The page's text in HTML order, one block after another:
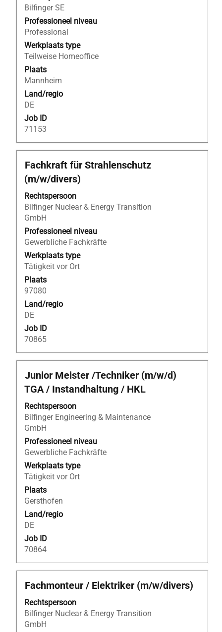
Bilfinger SE
Professioneel niveau
Professional
Werkplaats type
Teilweise Homeoffice
Plaats
Mannheim
Land/regio
DE
Job ID
71153
de
volledige
inhoud
van
de
functiegegevens
weer
te
geven.
Titel
Fachkraft für Strahlenschutz
(m/w/divers)
Rechtspersoon
Bilfinger Nuclear & Energy Transition
GmbH
Professioneel niveau
Gewerbliche Fachkräfte
Werkplaats type
Tätigkeit vor Ort
Plaats
97080
Land/regio
DE
Job ID
70865
Selecteer
deze
spatiebalk
om
de
volledige
inhoud
van
de
functiegegevens
weer
te
geven.
Titel
Junior Meister /Techniker (m/w/d)
TGA / Instandhaltung / HKL
Rechtspersoon
Bilfinger Engineering & Maintenance
GmbH
Professioneel niveau
Gewerbliche Fachkräfte
Werkplaats type
Tätigkeit vor Ort
Plaats
Gersthofen
Land/regio
DE
Job ID
70864
Selecteer
deze
spatiebalk
om
de
volledige
inhoud
van
de
functiegegevens
weer
te
geven.
Titel
Fachmonteur / Elektriker (m/w/divers)
Rechtspersoon
Bilfinger Nuclear & Energy Transition
GmbH
Selecteer
spatiebalk
om
de